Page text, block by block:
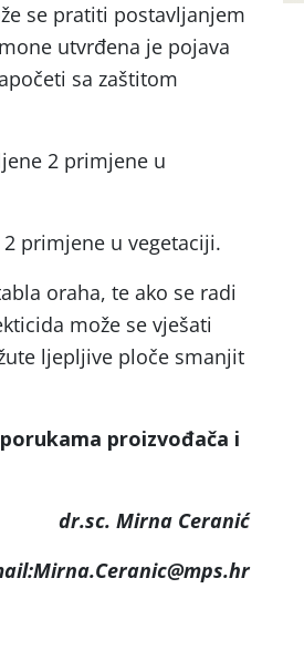
se pratiti postavljanjem
utvrđena je pojava
sa zaštitom
2 primjene u
primjene u vegetaciji.
oraha, te ako se radi
može se vješati
ljepljive ploče smanjit
proizvođača i
dr.sc. Mirna Ceranić